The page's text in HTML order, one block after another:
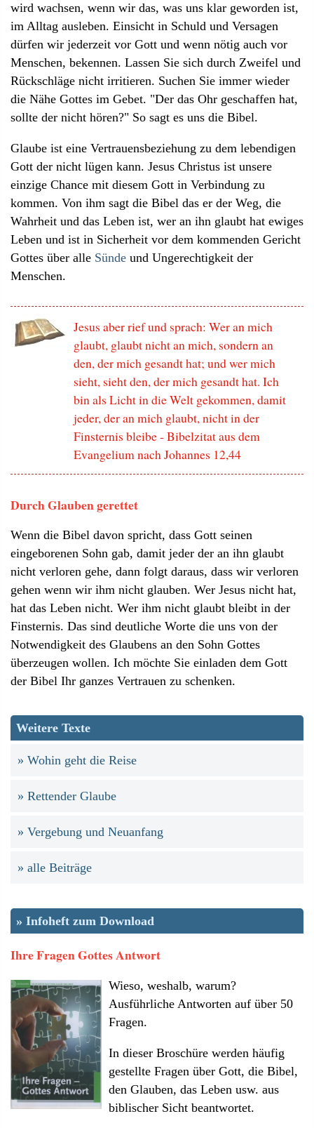
wird wachsen, wenn wir das, was uns klar geworden ist,
im Alltag ausleben. Einsicht in Schuld und Versagen
dürfen wir jederzeit vor Gott und wenn nötig auch vor
Menschen, bekennen. Lassen Sie sich durch Zweifel und
Rückschläge nicht irritieren. Suchen Sie immer wieder
die Nähe Gottes im Gebet. "Der das Ohr geschaffen hat,
sollte der nicht hören?" So sagt es uns die Bibel.
Glaube ist eine Vertrauensbeziehung zu dem lebendigen
Gott der nicht lügen kann. Jesus Christus ist unsere
einzige Chance mit diesem Gott in Verbindung zu
kommen. Von ihm sagt die Bibel das er der Weg, die
Wahrheit und das Leben ist, wer an ihn glaubt hat ewiges
Leben und ist in Sicherheit vor dem kommenden Gericht
Gottes über alle Sünde und Ungerechtigkeit der
Menschen.
Jesus aber rief und sprach: Wer an mich
glaubt, glaubt nicht an mich, sondern an
den, der mich gesandt hat; und wer mich
sieht, sieht den, der mich gesandt hat. Ich
bin als Licht in die Welt gekommen, damit
jeder, der an mich glaubt, nicht in der
Finsternis bleibe - Bibelzitat aus dem
Evangelium nach Johannes 12,44
Durch Glauben gerettet
Wenn die Bibel davon spricht, dass Gott seinen
eingeborenen Sohn gab, damit jeder der an ihn glaubt
nicht verloren gehe, dann folgt daraus, dass wir verloren
gehen wenn wir ihm nicht glauben. Wer Jesus nicht hat,
hat das Leben nicht. Wer ihm nicht glaubt bleibt in der
Finsternis. Das sind deutliche Worte die uns von der
Notwendigkeit des Glaubens an den Sohn Gottes
überzeugen wollen. Ich möchte Sie einladen dem Gott
der Bibel Ihr ganzes Vertrauen zu schenken.
Weitere Texte
Wohin geht die Reise
Rettender Glaube
Vergebung und Neuanfang
alle Beiträge
» Infoheft zum Download
Ihre Fragen Gottes Antwort
Wieso, weshalb, warum?
Ausführliche Antworten auf über 50
Fragen.
In dieser Broschüre werden häufig
gestellte Fragen über Gott, die Bibel,
den Glauben, das Leben usw. aus
biblischer Sicht beantwortet.